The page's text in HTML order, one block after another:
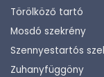
Törölköző tartó
Mosdó szekrény
Szennyestartós
Zuhanyfüggöny